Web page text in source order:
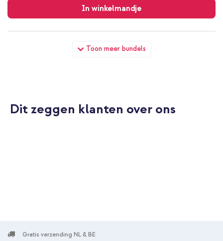
Toon meer bundels
In winkelmandje
verzending
Apple Sport Band Apple Watch | 44/45/46/49 mm - Bright
Orange + Full Cover Hardcase Apple Watch 4 / 5 / 6 / SE - 44
Dit zeggen klanten over ons
Gratis verzending NL & BE